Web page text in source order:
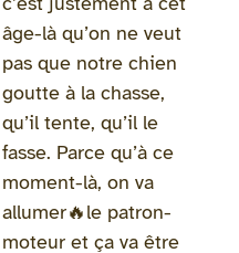
âge-là qu’on ne veut
pas que notre chien
goutte à la chasse,
qu’il tente, qu’il le
fasse. Parce qu’à ce
moment-là, on va
allumer🔥le patron-
moteur et ça va être